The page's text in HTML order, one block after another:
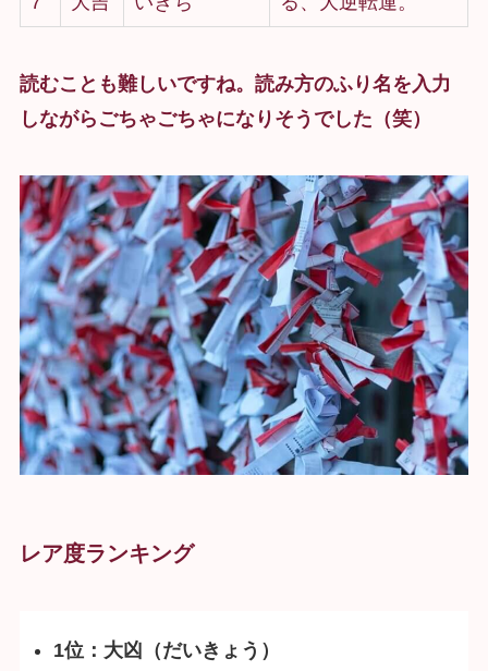
読むことも難しいですね。読み方のふり名を入力
しながらごちゃごちゃになりそうでした（笑）
レア度ランキング
1位：大凶（だいきょう）